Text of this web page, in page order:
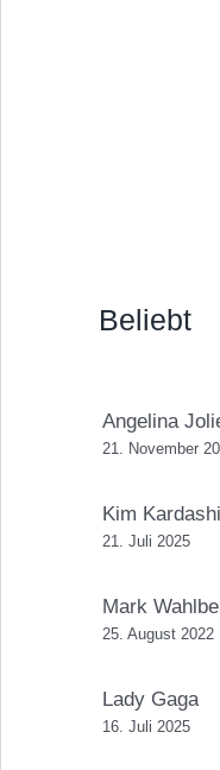
Beliebt
Angelina
21. November
Kim
21. Juli 2025
Mark
25. August 2022
Lady Gaga
16. Juli 2025